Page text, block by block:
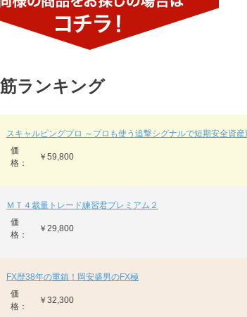
ランキング
スキャルピングプロ ～プロも使う追撃シグナルで短期安全資産
価
格：
￥59,800
ＭＴ４裁量トレード練習君プレミアム２
価
格：
￥29,800
FX歴38年の重鎮！岡安盛男のFX極
価
格：
￥32,300